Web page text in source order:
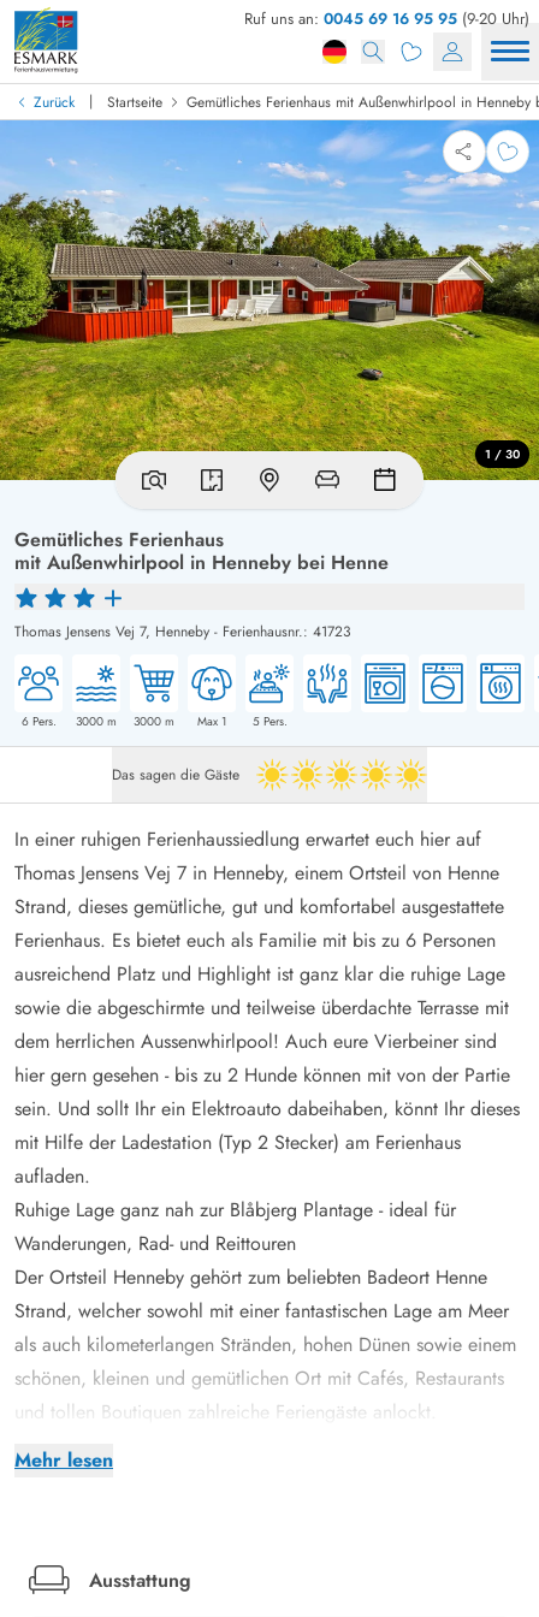
Ruf uns an: 0045 69 16 95 95 (9-20 Uhr)
Zurück | Startseite Gemütliches Ferienhaus mit Außenwhirlpool in Henneby
Gemütliches Ferienhaus
mit Außenwhirlpool in Henneby bei Henne
Thomas Jensens Vej 7, Henneby - Ferienhausnr.: 41723
6Pers. 3000 m 3000 m Max 1 5Pers.
1 / 30
Das sagen die Gäste 5 von 5
Mehr lesen
In einer ruhigen Ferienhaussiedlung erwartet euch hier auf
Thomas Jensens Vej 7 in Henneby, einem Ortsteil von Henne
Strand, dieses gemütliche, gut und komfortabel ausgestattete
Ferienhaus. Es bietet euch als Familie mit bis zu 6 Personen
ausreichend Platz und Highlight ist ganz klar die ruhige Lage
sowie die abgeschirmte und teilweise überdachte Terrasse mit
dem herrlichen Aussenwhirlpool! Auch eure Vierbeiner sind
hier gern gesehen - bis zu 2 Hunde können mit von der Partie
sein. Und sollt Ihr ein Elektroauto dabeihaben, könnt Ihr dieses
mit Hilfe der Ladestation (Typ 2 Stecker) am Ferienhaus
aufladen.
Ruhige Lage ganz nah zur Blåbjerg Plantage - ideal für
Wanderungen, Rad- und Reittouren
Der Ortsteil Henneby gehört zum beliebten Badeort Henne
Strand, welcher sowohl mit einer fantastischen Lage am Meer
als auch kilometerlangen Stränden, hohen Dünen sowie einem
schönen, kleinen und gemütlichen Ort mit Cafés, Restaurants
und tollen Boutiquen zahlreiche Feriengäste anlockt.
Euer Ferienhaus mit der Adresse auf Thomas Jensens Vej 7 liegt
Wanderungen in der unmittelbar nebenan liegenden
Ausstattung